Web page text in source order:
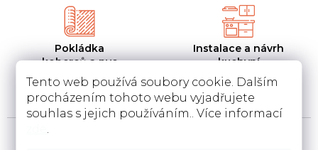
Tento web používá soubory cookie. Dalším
procházením tohoto webu vyjadřujete
souhlas s jejich používáním.. Více informací
.
Pokládka
koberců a pvc
Pokládka a zamněření
podlahovin u Vás doma
Instalace a návrh
kuchyní
Návrh kuchyní v 3D a
instalace u Vás doma